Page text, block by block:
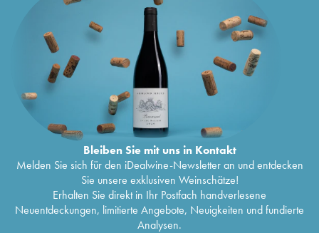
Bleiben Sie mit uns in Kontakt
Melden Sie sich für den iDealwine-Newsletter an und entdecken
Sie unsere exklusiven Weinschätze!
Erhalten Sie direkt in Ihr Postfach handverlesene
Neuentdeckungen, limitierte Angebote, Neuigkeiten und fundierte
Analysen.